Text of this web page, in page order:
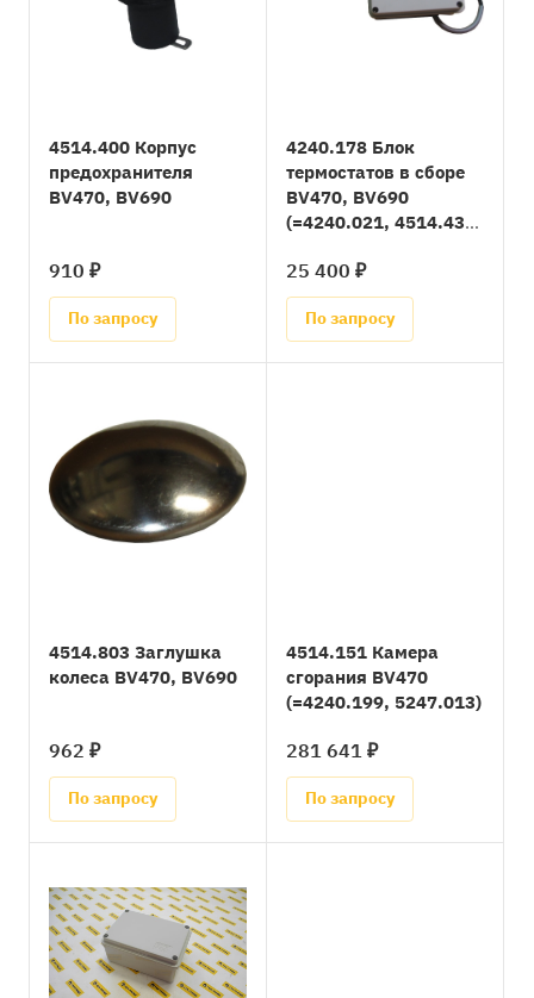
4514.400 Корпус
предохранителя
BV470, BV690
910 ₽
По запросу
4240.178 Блок
термостатов в сборе
BV470, BV690
(=4240.021, 4514.430,
25 400 ₽
По запросу
4514.803 Заглушка
колеса BV470, BV690
962 ₽
По запросу
4514.151 Камера
сгорания BV470
(=4240.199, 5247.013)
281 641 ₽
По запросу